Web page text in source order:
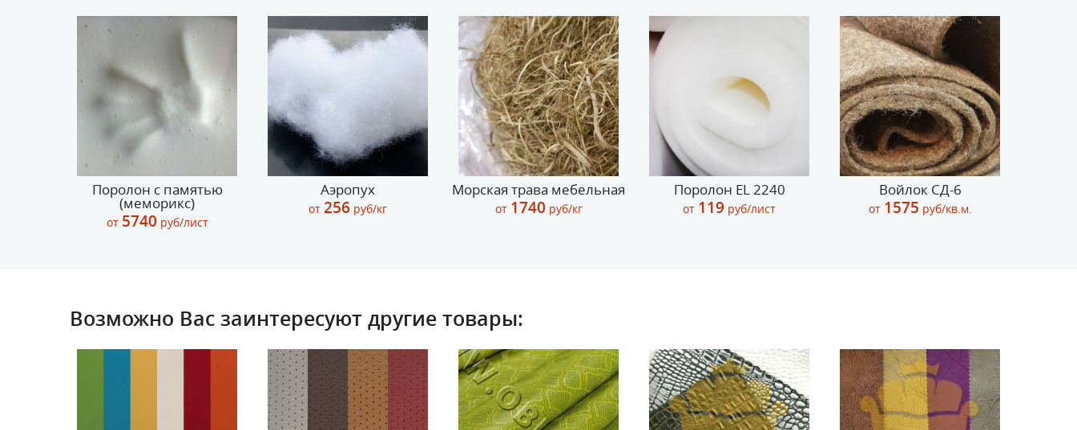
Поролон с памятью
(меморикс)
от 5740 руб/лист
Аэропух
от 256 руб/кг
Морская трава мебельная
от 1740 руб/кг
Поролон EL 2240
от 119 руб/лист
Войлок СД-6
от 1575 руб/кв.м.
Возможно Вас заинтересуют другие товары: